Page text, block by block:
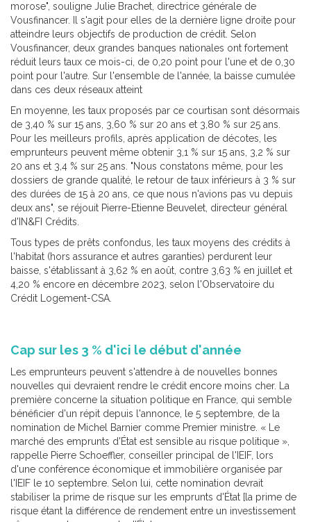
morose", souligne Julie Brachet, directrice générale de
Vousfinancer. Il s'agit pour elles de la dernière ligne droite pour
atteindre leurs objectifs de production de crédit. Selon
Vousfinancer, deux grandes banques nationales ont fortement
réduit leurs taux ce mois-ci, de 0,20 point pour l'une et de 0,30
point pour l'autre. Sur l'ensemble de l'année, la baisse cumulée
dans ces deux réseaux atteint
En moyenne, les taux proposés par ce courtisan sont désormais
de 3,40 % sur 15 ans, 3,60 % sur 20 ans et 3,80 % sur 25 ans.
Pour les meilleurs profils, après application de décotes, les
emprunteurs peuvent même obtenir 3,1 % sur 15 ans, 3,2 % sur
20 ans et 3,4 % sur 25 ans. "Nous constatons même, pour les
dossiers de grande qualité, le retour de taux inférieurs à 3 % sur
des durées de 15 à 20 ans, ce que nous n'avions pas vu depuis
deux ans", se réjouit Pierre-Etienne Beuvelet, directeur général
d'IN&FI Crédits.
Tous types de prêts confondus, les taux moyens des crédits à
l'habitat (hors assurance et autres garanties) perdurent leur
baisse, s'établissant à 3,62 % en août, contre 3,63 % en juillet et
4,20 % encore en décembre 2023, selon l'Observatoire du
Crédit Logement-CSA.
Cap sur les 3 % d'ici le début d'année
Les emprunteurs peuvent s'attendre à de nouvelles bonnes
nouvelles qui devraient rendre le crédit encore moins cher. La
première concerne la situation politique en France, qui semble
bénéficier d'un répit depuis l'annonce, le 5 septembre, de la
nomination de Michel Barnier comme Premier ministre. « Le
marché des emprunts d'État est sensible au risque politique »,
rappelle Pierre Schoeffler, conseiller principal de l'IEIF, lors
d'une conférence économique et immobilière organisée par
l'IEIF le 10 septembre. Selon lui, cette nomination devrait
stabiliser la prime de risque sur les emprunts d'État [la prime de
risque étant la différence de rendement entre un investissement